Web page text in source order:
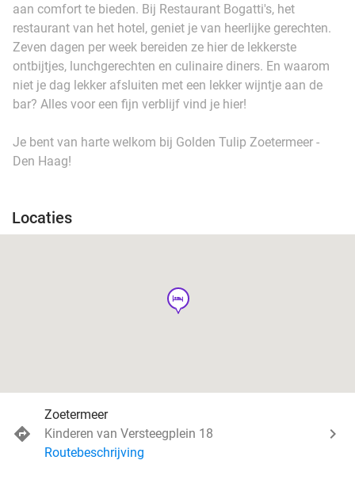
aan comfort te bieden. Bij Restaurant Bogatti's, het
restaurant van het hotel, geniet je van heerlijke gerechten.
Zeven dagen per week bereiden ze hier de lekkerste
ontbijtjes, lunchgerechten en culinaire diners. En waarom
niet je dag lekker afsluiten met een lekker wijntje aan de
bar? Alles voor een fijn verblijf vind je hier!
Je bent van harte welkom bij Golden Tulip Zoetermeer -
Den Haag!
Locaties
hotel
Zoetermeer
Kinderen van Versteegplein 18
Routebeschrijving